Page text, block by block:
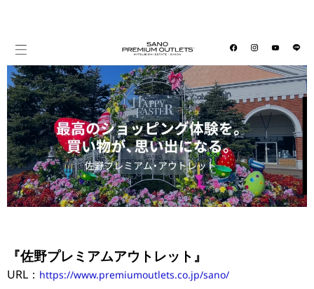
『佐野プレミアムアウトレット』
URL： https://www.premiumoutlets.co.jp/sano/